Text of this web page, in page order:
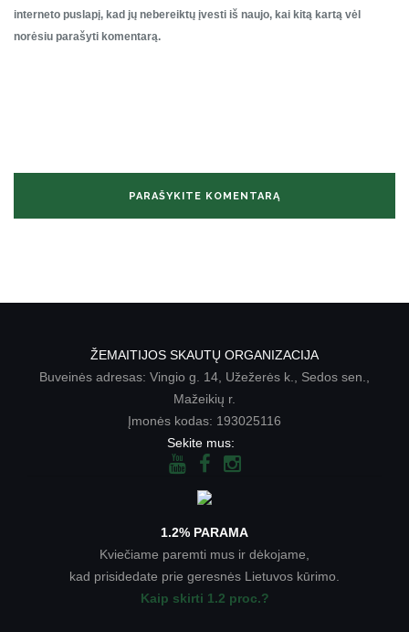
interneto puslapį, kad jų nebereiktų įvesti iš naujo, kai kitą kartą vėl
norėsiu parašyti komentarą.
ŽEMAITIJOS SKAUTŲ ORGANIZACIJA
Buveinės adresas: Vingio g. 14, Užežerės k., Sedos sen.,
Mažeikių r.
Įmonės kodas: 193025116
Sekite mus:
1.2% PARAMA
Kviečiame paremti mus ir dėkojame,
kad prisidedate prie geresnės Lietuvos kūrimo.
Kaip skirti 1.2 proc.?